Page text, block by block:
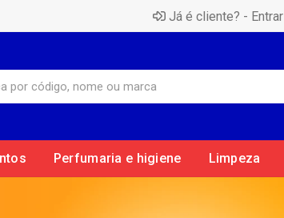
Já é cliente? - Entrar
Perfumaria e higiene Limpeza